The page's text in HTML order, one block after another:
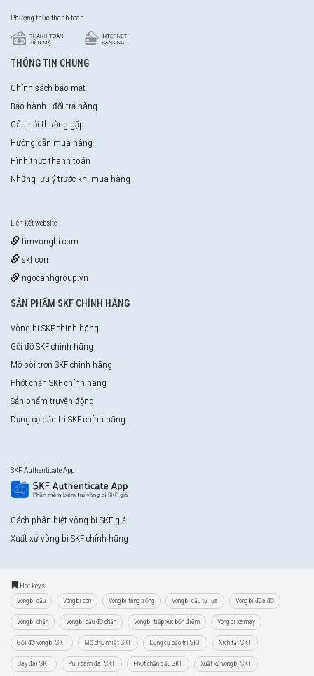
Phương thức thanh toán
THÔNG TIN CHUNG
Chính sách bảo mật
Bảo hành - đổi trả hàng
Câu hỏi thường gặp
Hướng dẫn mua hàng
Hình thức thanh toán
Những lưu ý trước khi mua hàng
Liên kết website
timvongbi.com
skf.com
ngocanhgroup.vn
SẢN PHẨM SKF CHÍNH HÃNG
Vòng bi SKF chính hãng
Gối đỡ SKF chính hãng
Mỡ bôi trơn SKF chính hãng
Phớt chặn SKF chính hãng
Sản phẩm truyền động
Dụng cụ bảo trì SKF chính hãng
SKF Authenticate App
Cách phân biệt vòng bi SKF giả
Xuất xứ vòng bi SKF chính hãng
Hot keys:
Vòng bi cầu Vòng bi côn Vòng bi tang trống Vòng bi cầu tự lựa Vòng bi đũa đỡ
Vòng bi chặn Vòng bi cầu đỡ chặn Vòng bi tiếp xúc bốn điểm Vòng bi xe máy
Gối đỡ vòng bi SKF Mỡ chịu nhiệt SKF Dụng cụ bảo trì SKF Xích tải SKF
Dây đai SKF Puli bánh đai SKF Phớt chặn dầu SKF Xuất xứ vòng bi SKF